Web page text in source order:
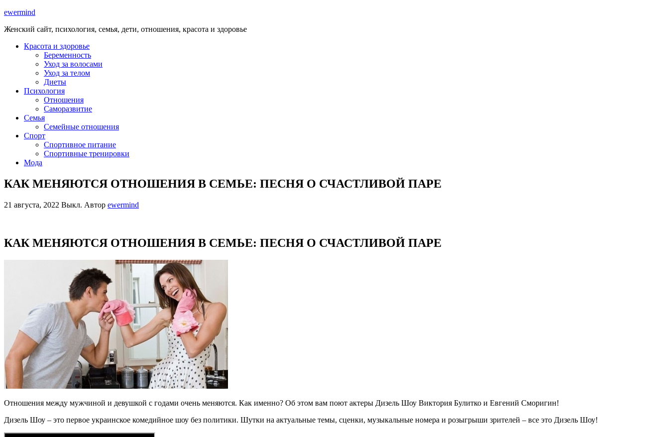
ewermind
Женский сайт, психология, семья, дети, отношения, красота и здоровье
Красота и здоровье
Беременность
Уход за волосами
Уход за телом
Диеты
Психология
Отношения
Саморазвитие
Семья
Семейные отношения
Спорт
Спортивное питание
Спортивные тренировки
Мода
КАК МЕНЯЮТСЯ ОТНОШЕНИЯ В СЕМЬЕ: ПЕСНЯ О СЧАСТЛИВОЙ ПАРЕ
21 августа, 2022 Выкл. Автор ewermind
КАК МЕНЯЮТСЯ ОТНОШЕНИЯ В СЕМЬЕ: ПЕСНЯ О СЧАСТЛИВОЙ ПАРЕ
Отношения между мужчиной и девушкой с годами очень меняются. Как именно? Об этом вам поют актеры Дизель Шоу Виктория Булитко и Евгений Сморигин!
Дизель Шоу – это первое украинское комедийное шоу без политики. Шутки на актуальные темы, сценки, музыкальные номера и розыгрыши зрителей – все это Дизель Шоу!